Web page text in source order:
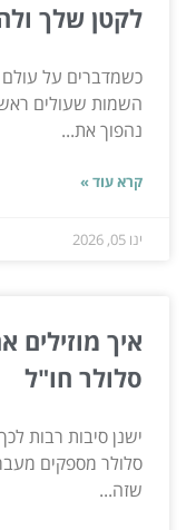
לקטן שלך
השמות שעולים
נהפוך את...
קרא עוד »
ינו 05, 2026
איך מוזילים
סלולר חו"ל
ישנן סיבות רבות
סלולר מספקים
שזה...